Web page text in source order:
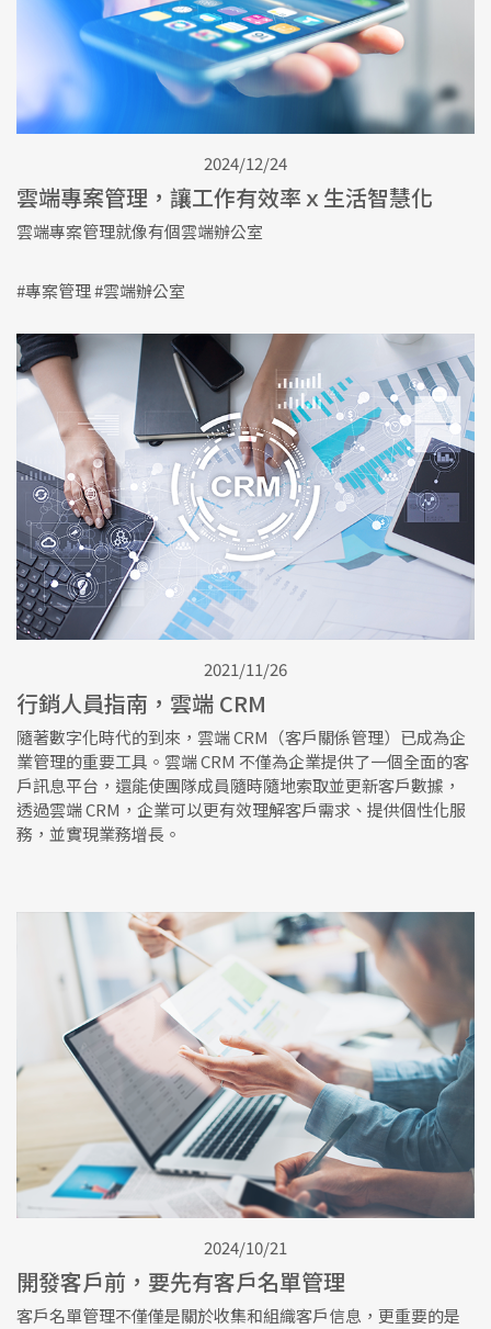
2024/12/24
雲端專案管理，讓工作有效率ｘ生活智慧化
雲端專案管理就像有個雲端辦公室
#專案管理 #雲端辦公室
2021/11/26
行銷人員指南，雲端 CRM
隨著數字化時代的到來，雲端 CRM（客戶關係管理）已成為企
業管理的重要工具。雲端 CRM 不僅為企業提供了一個全面的客
戶訊息平台，還能使團隊成員隨時隨地索取並更新客戶數據，
透過雲端 CRM，企業可以更有效理解客戶需求、提供個性化服
務，並實現業務增長。
2024/10/21
開發客戶前，要先有客戶名單管理
客戶名單管理不僅僅是關於收集和組織客戶信息，更重要的是